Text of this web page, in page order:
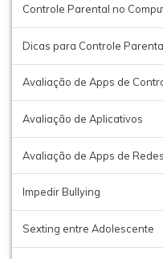
Controle Parental no
Dicas para Controle
Avaliação de Apps de
Avaliação de Aplicativos
Avaliação de Apps de
Impedir Bullying
Sexting entre Adolescente